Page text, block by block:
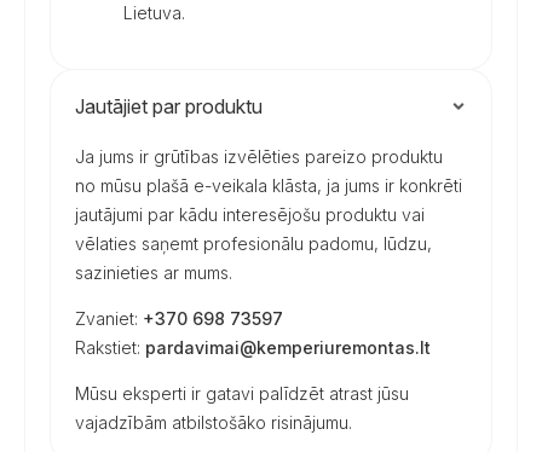
Lietuva.
Jautājiet par produktu
Ja jums ir grūtības izvēlēties pareizo produktu
no mūsu plašā e-veikala klāsta, ja jums ir konkrēti
jautājumi par kādu interesējošu produktu vai
vēlaties saņemt profesionālu padomu, lūdzu,
sazinieties ar mums.
Zvaniet: +370 698 73597
Rakstiet: pardavimai@kemperiuremontas.lt
Mūsu eksperti ir gatavi palīdzēt atrast jūsu
vajadzībām atbilstošāko risinājumu.